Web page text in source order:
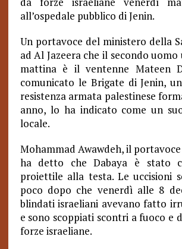
all’ospedale pubblico di Jenin.
Un portavoce del ministero della
ad Al Jazeera che il secondo
mattina è il ventenne Mateen
comunicato le Brigate di Jenin,
resistenza armata palestinese
anno, lo ha indicato come un
locale.
Mohammad Awawdeh, il
ha detto che Dabaya è stato
proiettile alla testa. Le uccisioni
poco dopo che venerdì alle 8
blindati israeliani avevano fatto
e sono scoppiati scontri a fuoco e
forze israeliane.